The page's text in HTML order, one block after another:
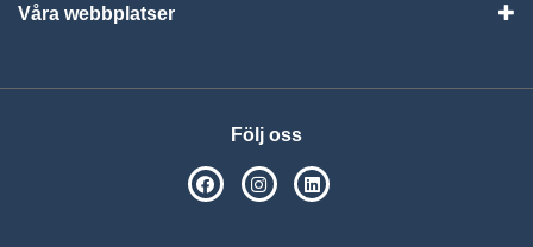
Våra webbplatser
Följ oss
SPSM på Facebook
SPSM på Instagram